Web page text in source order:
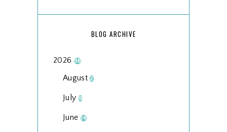
BLOG ARCHIVE
2026 98
August2
July 9
June 14